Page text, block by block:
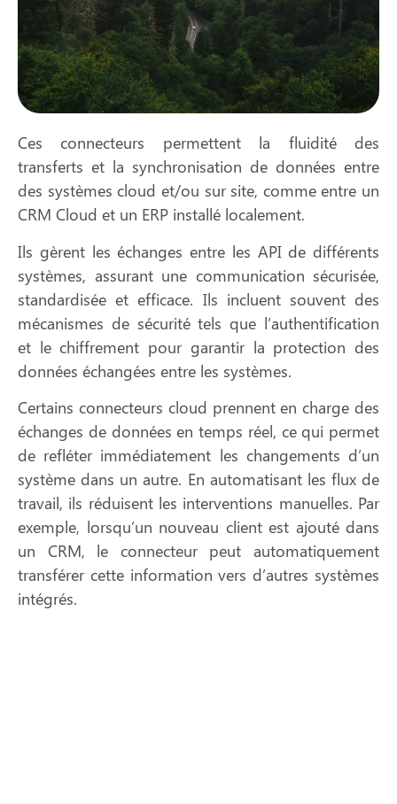
Ces connecteurs permettent la fluidité des
transferts et la synchronisation de données entre
des systèmes cloud et/ou sur site, comme entre un
CRM Cloud et un ERP installé localement.
Ils gèrent les échanges entre les API de différents
systèmes, assurant une communication sécurisée,
standardisée et efficace. Ils incluent souvent des
mécanismes de sécurité tels que l’authentification
et lechiffrement pour garantir la protection des
données échangées entre les systèmes.
Certains connecteurs cloud prennent en charge des
échanges de données en temps réel, ce qui permet
de refléter immédiatement les changements d’un
système dans un autre. En automatisant les flux de
travail, ils réduisent les interventions manuelles. Par
exemple, lorsqu’un nouveau client est ajouté dans
un CRM, le connecteur peut automatiquement
transférer cette information vers d’autres systèmes
intégrés.